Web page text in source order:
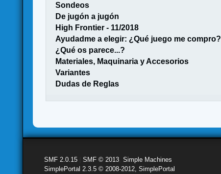
Sondeos
De jugón a jugón
High Frontier - 11/2018
Ayudadme a elegir: ¿Qué juego me compro?
¿Qué os parece...?
Materiales, Maquinaria y Accesorios
Variantes
Dudas de Reglas
SMF 2.0.15 |SMF © 2013 ,Simple Machines
SimplePortal 2.3.5 © 2008-2012, SimplePortal